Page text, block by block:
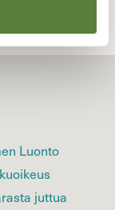
Luonto
juttua